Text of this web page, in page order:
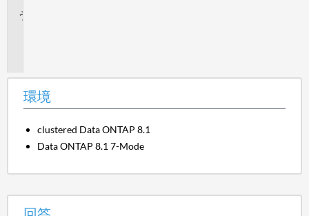
環境
clustered Data ONTAP 8.1
Data ONTAP 8.1 7-Mode